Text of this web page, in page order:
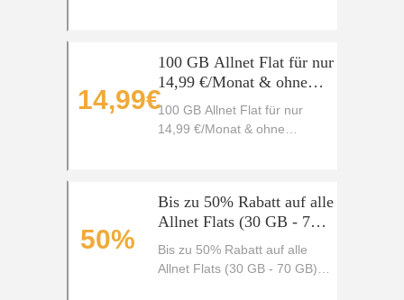
14,99€
100 GB Allnet Flat für nur
14,99 €/Monat & ohne
Anschlusspreis
100 GB Allnet Flat für nur
14,99 €/Monat & ohne
50%
Bis zu 50% Rabatt auf alle
Allnet Flats (30 GB - 70
GB) mit 5G
Bis zu 50% Rabatt auf alle
Allnet Flats (30 GB - 70 GB)